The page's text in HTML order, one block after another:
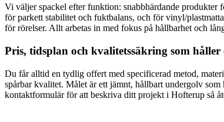
Vi väljer spackel efter funktion: snabbhärdande
för parkett stabilitet och fuktbalans, och för vinyl/
för rörelser. Allt arbetas in med fokus på hållbarhet och
Pris, tidsplan och kvalitetssäkring som håller
Du får alltid en tydlig offert med specificerad metod,
spårbar kvalitet. Målet är ett jämnt, hållbart undergolv
kontaktformulär för att beskriva ditt projekt i Hofterup så